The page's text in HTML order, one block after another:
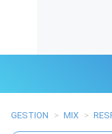
Últimas Noticias
GESTION > MIX >